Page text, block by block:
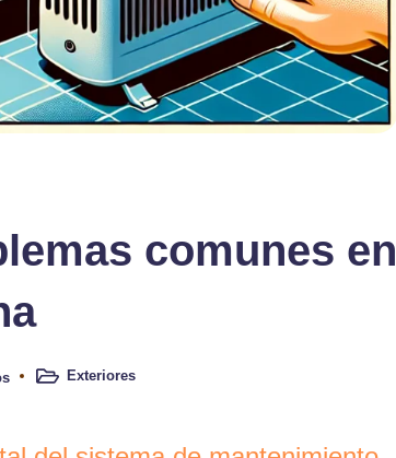
comunes en
PublicadoExteriores